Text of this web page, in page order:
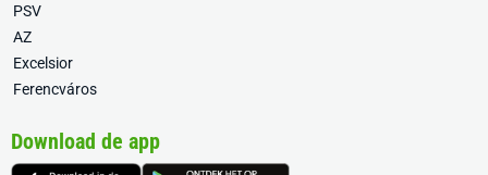
PSV
AZ
Excelsior
Ferencváros
Download de app